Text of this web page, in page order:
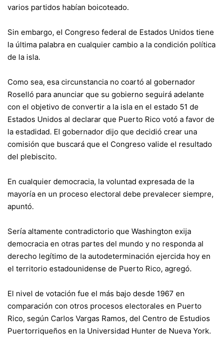
varios partidos habían boicoteado.
Sin embargo, el Congreso federal de Estados Unidos tiene
la última palabra en cualquier cambio a la condición política
de la isla.
Como sea, esa circunstancia no coartó al gobernador
Roselló para anunciar que su gobierno seguirá adelante
con el objetivo de convertir a la isla en el estado 51 de
Estados Unidos al declarar que Puerto Rico votó a favor de
la estadidad. El gobernador dijo que decidió crear una
comisión que buscará que el Congreso valide el resultado
del plebiscito.
En cualquier democracia, la voluntad expresada de la
mayoría en un proceso electoral debe prevalecer siempre,
apuntó.
Sería altamente contradictorio que Washington exija
democracia en otras partes del mundo y no responda al
derecho legítimo de la autodeterminación ejercida hoy en
el territorio estadounidense de Puerto Rico, agregó.
El nivel de votación fue el más bajo desde 1967 en
comparación con otros procesos electorales en Puerto
Rico, según Carlos Vargas Ramos, del Centro de Estudios
Puertorriqueños en la Universidad Hunter de Nueva York.